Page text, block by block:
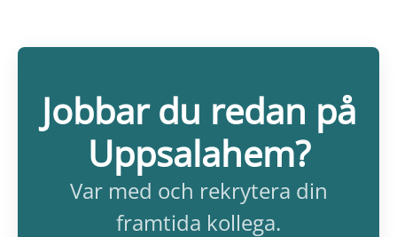
Jobbar du redan på
Uppsalahem?
Var med och rekrytera din
framtida kollega.